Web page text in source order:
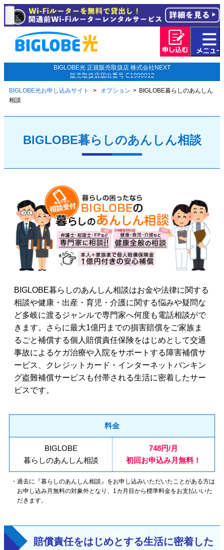
BIGLOBE光 正規販売取扱店 株式会社NEXT
販売取扱店届出番号 C1900012
BIGLOBE光お申し込みサイト オプション
BIGLOBE暮らしのあんしん
相談
BIGLOBE暮らしのあんしん相談
BIGLOBE暮らしのあんしん相談はお金や法律に関する
相談や健康・出産・育児・介護に関する悩みや疑問な
ど多岐に渡るジャンルで専門家へ何度も電話相談がで
きます。さらに最大1億円までの損害賠償をご家族ま
るごと補償する個人賠償責任保険をはじめとして交通
事故によるケガ治療や入院をサポートする障害補償サ
ービス、クレジットカード・インターネットバンキン
グ盗難補償サービスも付帯される生活に密着したサー
ビスです。
料金
BIGLOBE
暮らしのあんしん相談
748円/月
初回お申込み月無料！
過去に『暮らしのあんしん相談』をお申し込みいただいたことがある方は
お申し込み月無料の対象外となり、1カ月目から標準料金をお支払いいた
だきます。
賠償責任をはじめとする生活に密着した